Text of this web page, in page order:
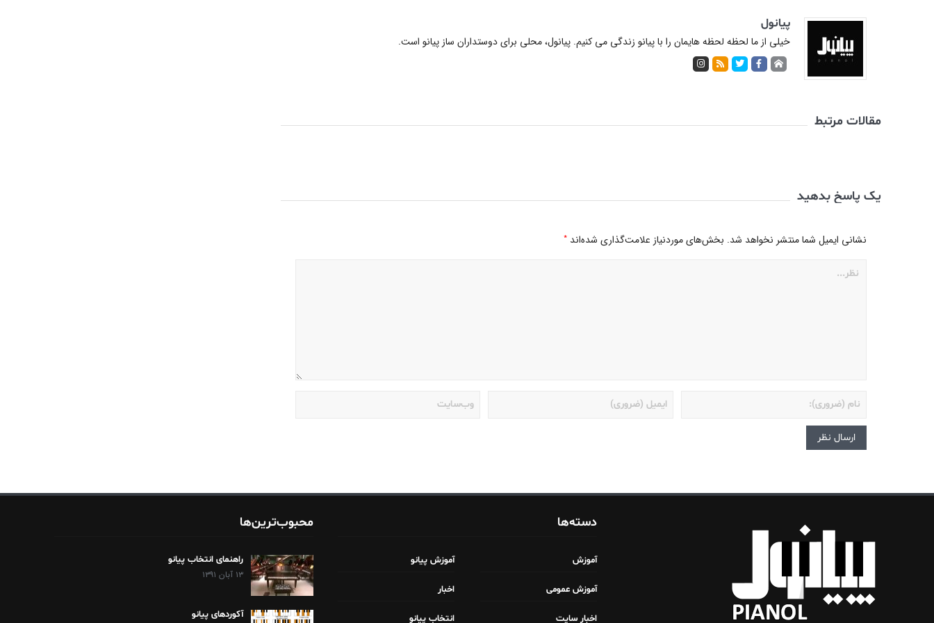
پیانول
خیلی از ما لحظه لحظه هایمان را با پیانو زندگی می کنیم. پیانول، محلی برای دوستداران ساز پیانو است.
مقالات مرتبط
یک پاسخ بدهید
نشانی ایمیل شما منتشر نخواهد شد. بخش‌های موردنیاز علامت‌گذاری شده‌اند*
دسته‌ها
آموزش آموزش پیانو
آموزش عمومی اخبار
اخبار سایت انتخاب پیانو
محبوب‌ترین‌ها
راهنمای انتخاب پیانو
۱۳ آبان ۱۳۹۱
آکوردهای پیانو